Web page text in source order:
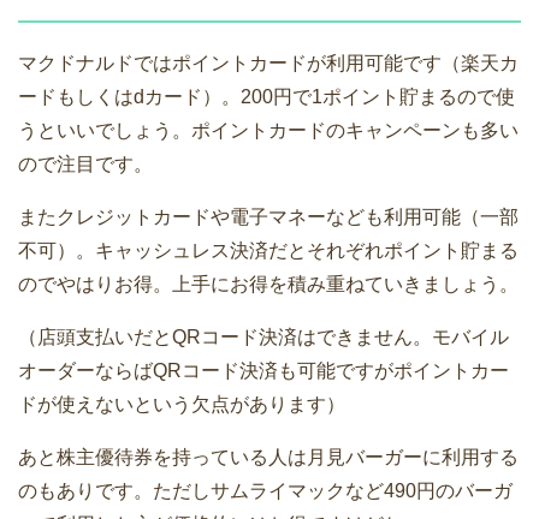
マクドナルドではポイントカードが利用可能です（楽天カ
ードもしくはdカード）。200円で1ポイント貯まるので使
うといいでしょう。ポイントカードのキャンペーンも多い
ので注目です。
またクレジットカードや電子マネーなども利用可能（一部
不可）。キャッシュレス決済だとそれぞれポイント貯まる
のでやはりお得。上手にお得を積み重ねていきましょう。
（店頭支払いだとQRコード決済はできません。モバイル
オーダーならばQRコード決済も可能ですがポイントカー
ドが使えないという欠点があります）
あと株主優待券を持っている人は月見バーガーに利用する
のもありです。ただしサムライマックなど490円のバーガ